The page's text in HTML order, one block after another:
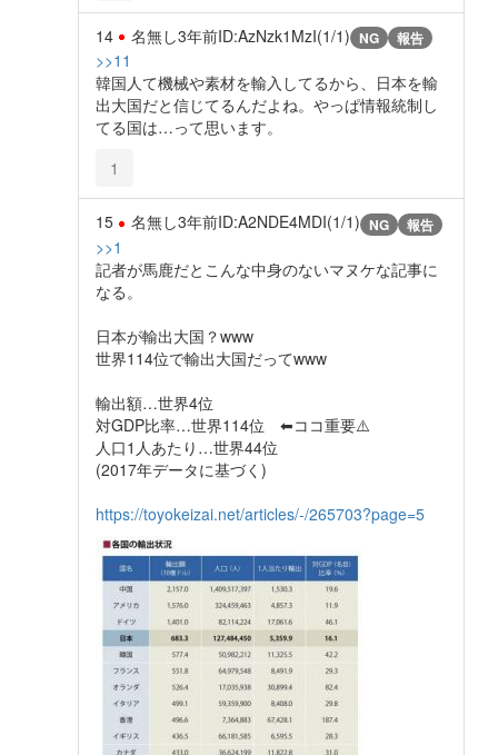
14 名無し3年前ID:AzNzk1MzI(1/1) NG 報告
>>11
韓国人て機械や素材を輸入してるから、日本を輸
出大国だと信じてるんだよね。やっぱ情報統制し
てる国は…って思います。
1
15 名無し3年前ID:A2NDE4MDI(1/1) NG 報告
>>1
記者が馬鹿だとこんな中身のないマヌケな記事に
なる。
日本が輸出大国？www
世界114位で輸出大国だってwww
輸出額…世界4位
対GDP比率…世界114位 ⬅ココ重要⚠️
人口1人あたり…世界44位
(2017年データに基づく)
https://toyokeizai.net/articles/-/265703?page=5